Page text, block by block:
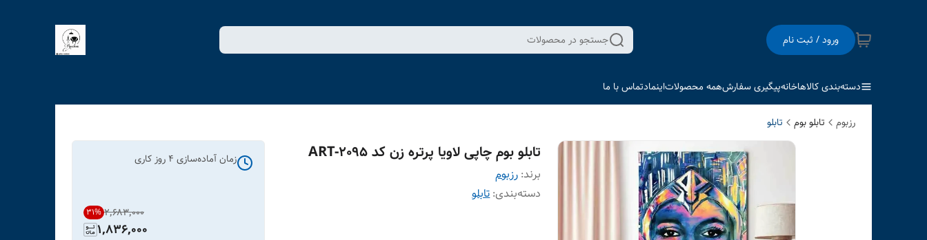
ورود / ثبت نام جستجو در محصولات
دسته‌بندی کالاهاخانهپیگیری سفارشهمه محصولاتاینمادتماس با ما
رزبوم تابلو بوم تابلو
تابلو بوم چاپی لاویا پرتره زن کد ART-2095
برند: رزبوم
دسته‌بندی:تابلو
زمان آماده‌سازی 4 روز کاری
۲٬۶۸۳٬۰۰۰ 31%
1,836,000